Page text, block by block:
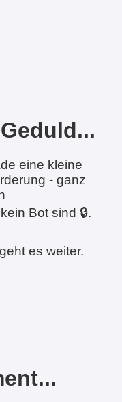
eine kleine
- ganz
Bot sind 🔒.
es weiter.